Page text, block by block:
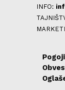
INFO: